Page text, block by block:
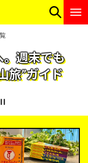
。週末でも
旅”ガイド